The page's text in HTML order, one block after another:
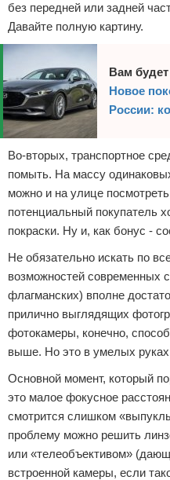
без передней или задней
Давайте полную картину.
Вам
Новое
России:
Во-вторых, транспортное
помыть. На массу
можно и на улице
потенциальный покупатель
покраски. Ну и, как бонус -
Не обязательно искать по
возможностей современных
флагманских) вполне
прилично выглядящих
фотокамеры, конечно,
выше. Но это в умелых
Основной момент, который
это малое фокусное
смотрится слишком
проблему можно решить
или «телеобъективом»
встроенной камеры, если